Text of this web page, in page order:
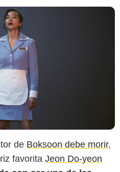
de Boksoon debe morir,
favorita Jeon Do-yeon